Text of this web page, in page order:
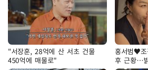
"서장훈, 28억에 산 서초 건물
450억에 매물로"
홍서범♥조
후 근황…